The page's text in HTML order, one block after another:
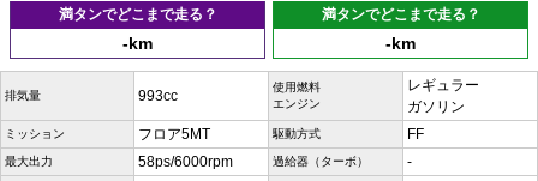
満タンでどこまで走る？
-km
満タンでどこまで走る？
-km
排気量 993cc
使用燃料
エンジン
レギュラー
ガソリン
ミッション フロア5MT 駆動方式 FF
最大出力 58ps/6000rpm 過給器（ターボ） -